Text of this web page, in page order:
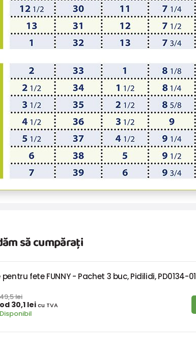
să cumpărați
fete FUNNY - Pachet 3 buc, Pidilidi, PD0134-01
49,5 lei
od 30,1 leicu TVA
Disponibil